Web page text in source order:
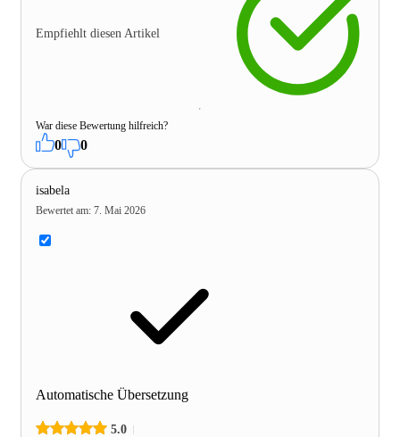
Empfiehlt diesen Artikel
War diese Bewertung hilfreich?
0 0
isabela
Bewertet am: 7. Mai 2026
Automatische Übersetzung
5.0